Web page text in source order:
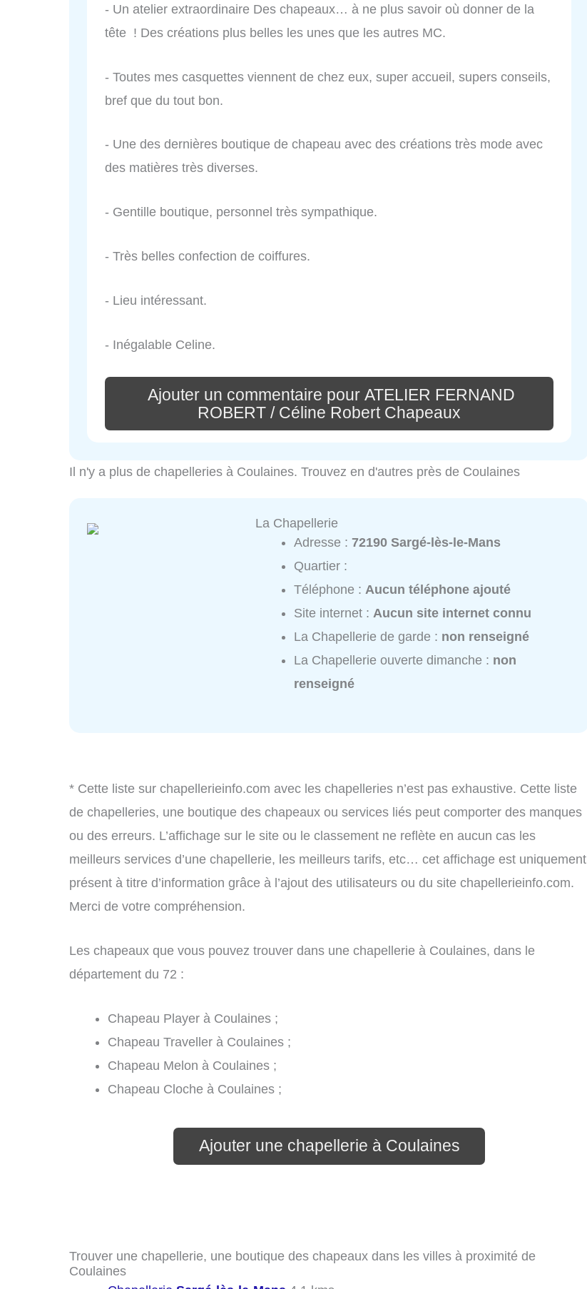
- Un atelier extraordinaire Des chapeaux… à ne plus savoir où donner de la
tête ! Des créations plus belles les unes que les autres MC.
- Toutes mes casquettes viennent de chez eux, super accueil, supers conseils,
bref que du tout bon.
- Une des dernières boutique de chapeau avec des créations très mode avec
des matières très diverses.
- Gentille boutique, personnel très sympathique.
- Très belles confection de coiffures.
- Lieu intéressant.
- Inégalable Celine.
Ajouter un commentaire pour ATELIER FERNAND
ROBERT / Céline Robert Chapeaux
Il n'y a plus de chapelleries à Coulaines. Trouvez en d'autres près de Coulaines
La Chapellerie
Adresse :72190 Sargé-lès-le-Mans
Quartier :
Téléphone :Aucun téléphone ajouté
Site internet :Aucun site internet connu
La Chapellerie de garde : non renseigné
La Chapellerie ouverte dimanche : non
renseigné
* Cette liste sur chapellerieinfo.com avec les chapelleries n’est pas exhaustive. Cette liste
de chapelleries, une boutique des chapeaux ou services liés peut comporter des manques
ou des erreurs. L’affichage sur le site ou le classement ne reflète en aucun cas les
meilleurs services d’une chapellerie, les meilleurs tarifs, etc… cet affichage est uniquement
présent à titre d’information grâce à l’ajout des utilisateurs ou du site chapellerieinfo.com.
Merci de votre compréhension.
Les chapeaux que vous pouvez trouver dans une chapellerie à Coulaines, dans le
département du 72 :
Chapeau Player à Coulaines ;
Chapeau Traveller à Coulaines ;
Chapeau Melon à Coulaines ;
Chapeau Cloche à Coulaines ;
Ajouter une chapellerie à Coulaines
Trouver une chapellerie, une boutique des chapeaux dans les villes à proximité de
Coulaines